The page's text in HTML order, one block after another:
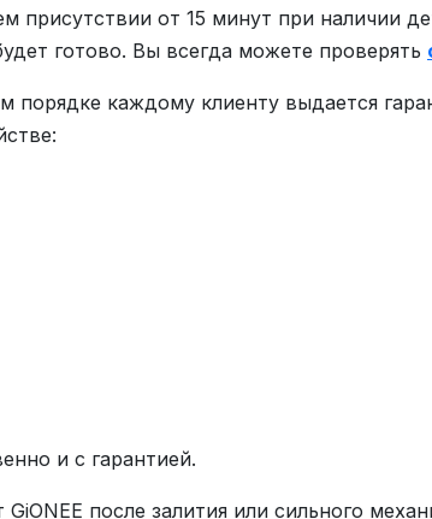
присутствии от 15 минут при наличии
готово. Вы всегда можете проверять
порядке каждому клиенту выдается
и с гарантией.
после залития или сильного